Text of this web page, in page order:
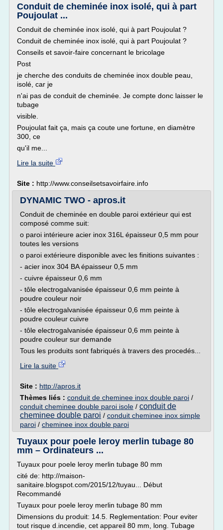
Conduit de cheminée inox isolé, qui à part
Poujoulat ...
Conduit de cheminée inox isolé, qui à part Poujoulat ?
Conduit de cheminée inox isolé, qui à part Poujoulat ?
Conseils et savoir-faire concernant le bricolage
Post
je cherche des conduits de cheminée inox double peau,
isolé, car je
n'ai pas de conduit de cheminée. Je compte donc laisser le
tubage
visible.
Poujoulat fait ça, mais ça coute une fortune, en diamètre
300, ce
qu'il me...
Lire la suite
Site : http://www.conseilsetsavoirfaire.info
DYNAMIC TWO - apros.it
Conduit de cheminée en double paroi extérieur qui est
composé comme suit:
o paroi intérieure acier inox 316L épaisseur 0,5 mm pour
toutes les versions
o paroi extérieure disponible avec les finitions suivantes :
- acier inox 304 BA épaisseur 0,5 mm
- cuivre épaisseur 0,6 mm
- tôle electrogalvanisée épaisseur 0,6 mm peinte à
poudre couleur noir
- tôle electrogalvanisée épaisseur 0,6 mm peinte à
poudre couleur cuivre
- tôle electrogalvanisée épaisseur 0,6 mm peinte à
poudre couleur sur demande
Tous les produits sont fabriqués à travers des procedés...
Lire la suite
Site : http://apros.it
Thèmes liés : conduit de cheminee inox double paroi /
conduit cheminee double paroi isole / conduit de
cheminee double paroi / conduit cheminee inox simple
paroi / cheminee inox double paroi
Tuyaux pour poele leroy merlin tubage 80
mm – Ordinateurs ...
Tuyaux pour poele leroy merlin tubage 80 mm
cité de: http://maison-
sanitaire.blogspot.com/2015/12/tuyau... Début
Recommandé
Tuyaux pour poele leroy merlin tubage 80 mm
Dimensions du produit: 14.5. Reglementation: Pour eviter
tout risque d.incendie, cet appareil 80 mm, long. Tubage